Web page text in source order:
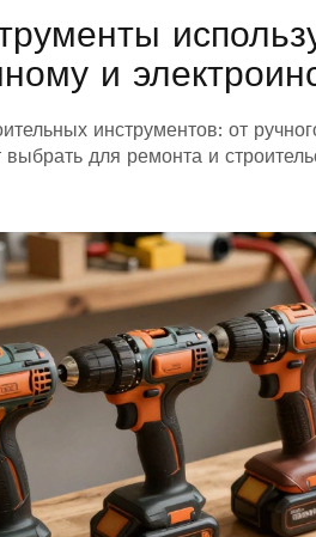
и
инструментов: от
выбрать для ремонта и